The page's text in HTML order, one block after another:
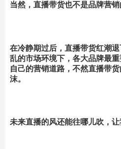
当然，直播带货也不是品牌营销
在冷静期过后， 直播带货红潮退
乱的市场环境下，各大品牌最
自己的营销道路，不然直播带
沫。
未来直播的风还能往哪儿吹，让